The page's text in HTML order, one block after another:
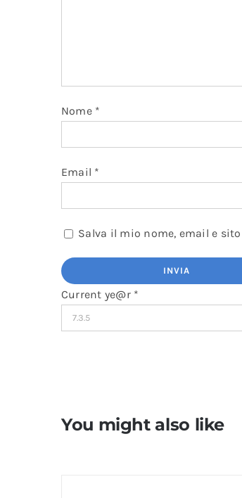
Nome *
Email *
Salva il mio nome, email e
Current ye@r *
You might also like